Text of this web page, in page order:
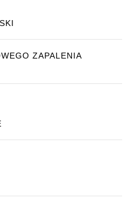
ZAPALENIA